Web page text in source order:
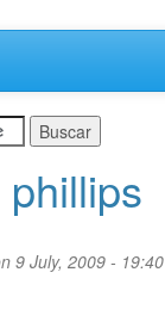
9 July, 2009 - 19:40